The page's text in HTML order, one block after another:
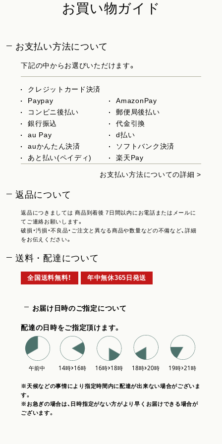
お買い物ガイド
お支払い方法について
下記の中からお選びいただけます。
クレジットカード決済
Paypay
AmazonPay
コンビニ後払い
郵便局後払い
銀行振込
代金引換
au Pay
d払い
auかんたん決済
ソフトバンク決済
あと払い(ペイディ)
楽天Pay
お支払い方法についての詳細 >
返品について
返品につきましては 商品到着後 7日間以内にお電話またはメールに
てご連絡お願いします。
破損・汚損・不良品・ご注文と異なる商品や数量などの不備など、詳細
をお伝えください。
送料・配達について
全国送料無料！ 年中無休365日発送
お届け日時のご指定について
配達の日時をご指定頂けます。
※天候などの事情により指定時間内に配達が出来ない場合がございま
す。
※お急ぎの場合は、日時指定がない方がより早くお届けできる場合が
ございます。